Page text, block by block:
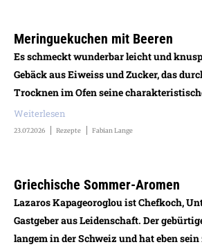
Meringuekuchen mit Beeren
Es schmeckt wunderbar leicht und
Gebäck aus Eiweiss und Zucker, das
Trocknen im Ofen seine
Weiterlesen
23.07.2026 Rezepte Fabian Lange
Griechische Sommer-Aromen
Lazaros Kapageoroglou ist Chefkoch,
Gastgeber aus Leidenschaft. Der
langem in der Schweiz und hat eben